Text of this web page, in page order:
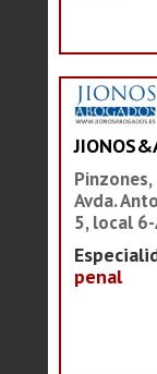
Pinzones,
Avda.
5, local
penal